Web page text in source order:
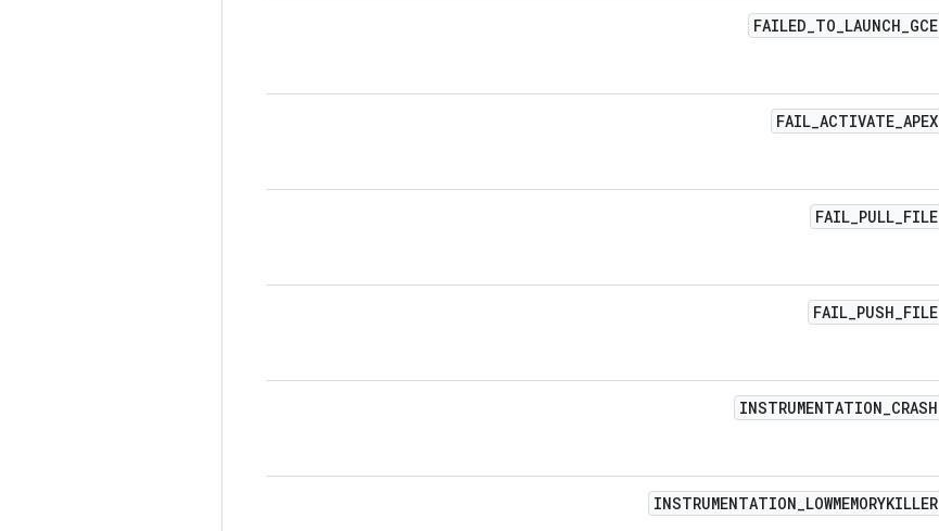
FAILED_TO_LAUNCH_GCE
FAIL_ACTIVATE_APEX
FAIL_PULL_FILE
FAIL_PUSH_FILE
INSTRUMENTATION_CRASH
INSTRUMENTATION_LOWMEMORYKILLER